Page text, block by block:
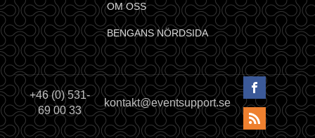
OM OSS
BENGANS NÖRDSIDA
+46 (0) 531-
69 00 33
kontakt@eventsupport.se